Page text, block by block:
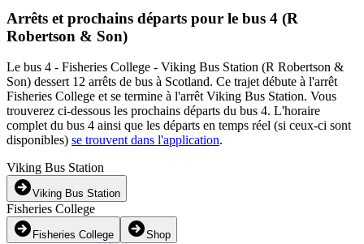
Arrêts et prochains départs pour le bus 4 (R
Robertson & Son)
Le bus 4 - Fisheries College - Viking Bus Station (R Robertson &
Son) dessert 12 arrêts de bus à Scotland. Ce trajet débute à l'arrêt
Fisheries College et se termine à l'arrêt Viking Bus Station. Vous
trouverez ci-dessous les prochains départs du bus 4. L'horaire
complet du bus 4 ainsi que les départs en temps réel (si ceux-ci sont
disponibles) se trouvent dans l'application.
Viking Bus Station
Viking Bus Station
Fisheries College
Fisheries College Shop